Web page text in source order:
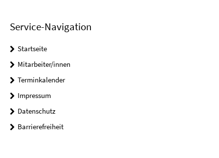
Service-Navigation
Startseite
Mitarbeiter/innen
Terminkalender
Impressum
Datenschutz
Barrierefreiheit